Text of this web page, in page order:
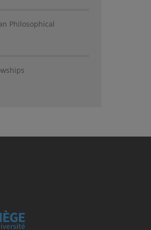
Philosophical